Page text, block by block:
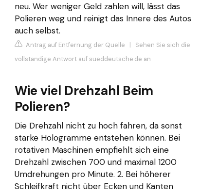
neu. Wer weniger Geld zahlen will, lässt das
Polieren weg und reinigt das Innere des Autos
auch selbst.
Antrag auf Entfernung der Quelle | Sehen Sie sich die
vollständige Antwort auf sueddeutsche.de an
Wie viel Drehzahl Beim
Polieren?
Die Drehzahl nicht zu hoch fahren, da sonst
starke Hologramme entstehen können. Bei
rotativen Maschinen empfiehlt sich eine
Drehzahl zwischen 700 und maximal 1200
Umdrehungen pro Minute. 2. Bei höherer
Schleifkraft nicht über Ecken und Kanten